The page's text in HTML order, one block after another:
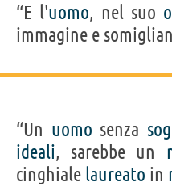
“E l'uomo, nel suo
immagine e
“Un uomo senza
ideali, sarebbe un
cinghiale laureato in